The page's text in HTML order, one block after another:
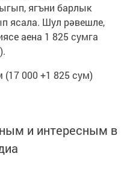
ягъни барлык
ясала. Шул рәвешле,
аена 1 825 сумга
(17 000 +1 825 сум)
и интересным в